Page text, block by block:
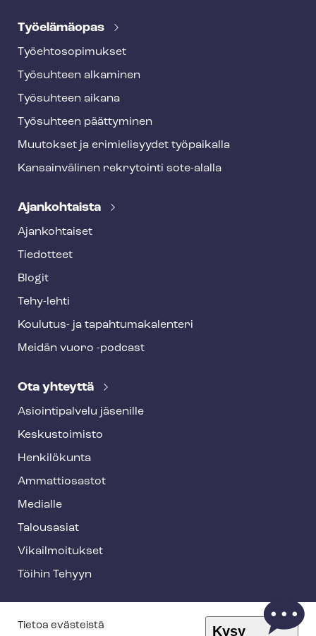
Työelämäopas
Työ­eh­to­so­pi­muk­set
Työsuhteen alkaminen
Työsuhteen aikana
Työsuhteen päättyminen
Muutokset ja erimielisyydet työpaikalla
Kansainvälinen rekrytointi sote-alalla
Ajankohtaista
Ajankohtaiset
Tiedotteet
Blogit
Tehy-lehti
Koulutus- ja ta­pah­tu­ma­ka­len­te­ri
Meidän vuoro -podcast
Ota yhteyttä
Asioin­ti­pal­ve­lu jäsenille
Keskustoimisto
Henkilökunta
Ammattiosastot
Medialle
Talousasiat
Vi­kail­moi­tuk­set
Töihin Tehyyn
T
Tietoa evästeistä Kysy